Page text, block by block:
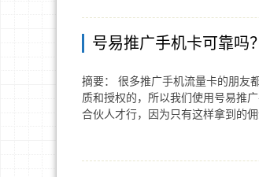
号易推广手机卡可靠吗
摘要： 很多推广手机流量卡的朋友
质和授权的，所以我们使用号易推
合伙人才行，因为只有这样拿到的